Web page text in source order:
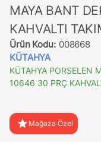
MAYA BANT
KAHVALTI
Ürün Kodu: 008668
KÜTAHYA
KÜTAHYA PORSELEN
10646 30 PRÇ
star Mağaza Özel